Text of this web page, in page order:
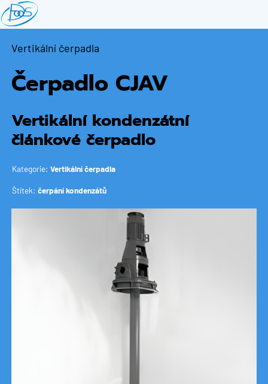
Přejít
k
obsahu
Vertikální čerpadla
Čerpadlo CJAV
Vertikální kondenzátní
článkové čerpadlo
Kategorie: Vertikální čerpadla
Štítek: čerpání kondenzátů